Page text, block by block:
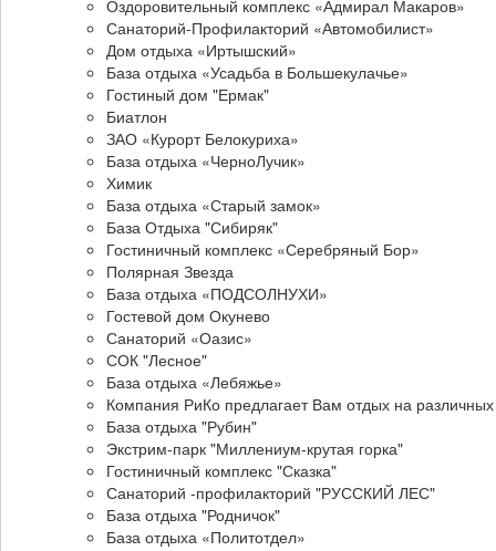
Оздоровительный комплекс «Адмирал Макаров»
Санаторий-Профилакторий «Автомобилист»
Дом отдыха «Иртышский»
База отдыха «Усадьба в Большекулачье»
Гостиный дом "Ермак"
Биатлон
ЗАО «Курорт Белокуриха»
База отдыха «ЧерноЛучик»
Химик
База отдыха «Старый замок»
База Отдыха "Сибиряк"
Гостиничный комплекс «Серебряный Бор»
Полярная Звезда
База отдыха «ПОДСОЛНУХИ»
Гостевой дом Окунево
Санаторий «Оазис»
СОК "Лесное"
База отдыха «Лебяжье»
Компания РиКо предлагает Вам отдых на
База отдыха "Рубин"
Экстрим-парк "Миллениум-крутая горка"
Гостиничный комплекс "Сказка"
Санаторий -профилакторий "РУССКИЙ ЛЕС"
База отдыха "Родничок"
База отдыха «Политотдел»